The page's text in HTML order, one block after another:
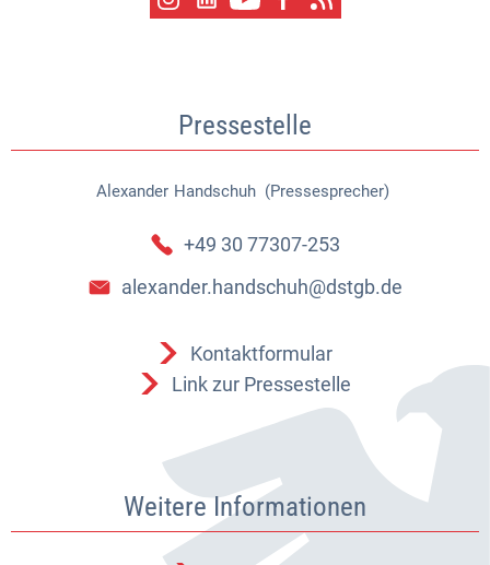
Pressestelle
Alexander Handschuh (Pressesprecher)
Alexander Handschuh
+49 30 77307-253
alexander.handschuh@dstgb.de
Kontaktformular
Link zur Pressestelle
Weitere Informationen